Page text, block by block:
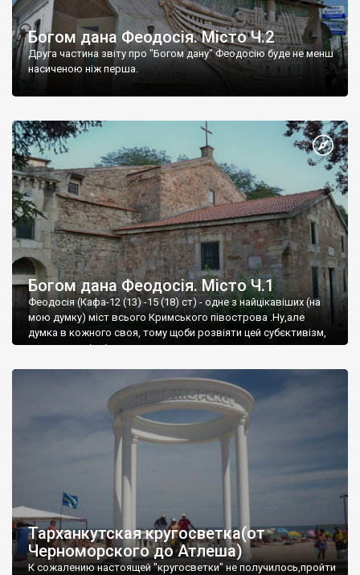
Богом дана Феодосія. Місто Ч.2
Друга частина звіту про "Богом дану" Феодосію буде не менш
насиченою ніж перша.
Богом дана Феодосія. Місто Ч.1
Феодосія (Кафа-12 (13) -15 (18) ст) - одне з найцікавіших (на
мою думку) міст всього Кримського півострова .Ну,але
думка в кожного своя, тому щоби розвіяти цей субєктивізм,
запрошую відвідати це
Тарханкутская кругосветка(от
Черноморского до Атлеша)
К сожалению настоящей "кругосветки" не получилось,пройти